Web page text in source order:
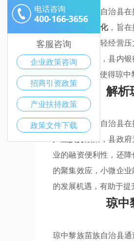
琼中黎族苗族自治县
金融服务优化，旨
的税负，以减轻经营
金融服务方面，县内
施共同作用，使得琼中
解析
琼中黎族苗族自治县
产业扶持政策，县政
业的融资便利性，还
的聚集效应，小微企
的发展机遇，有助于提
琼中
琼中黎族苗族自治县
电话咨询
400-166-3656
客服咨询
企业政策咨询
招商引资政策
产业扶持政策
政策文件下载